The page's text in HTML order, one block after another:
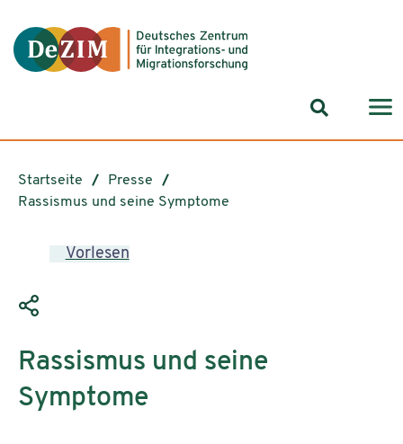
Startseite
Presse
Rassismus und seine Symptome
Vorlesen
Rassismus und seine
Symptome